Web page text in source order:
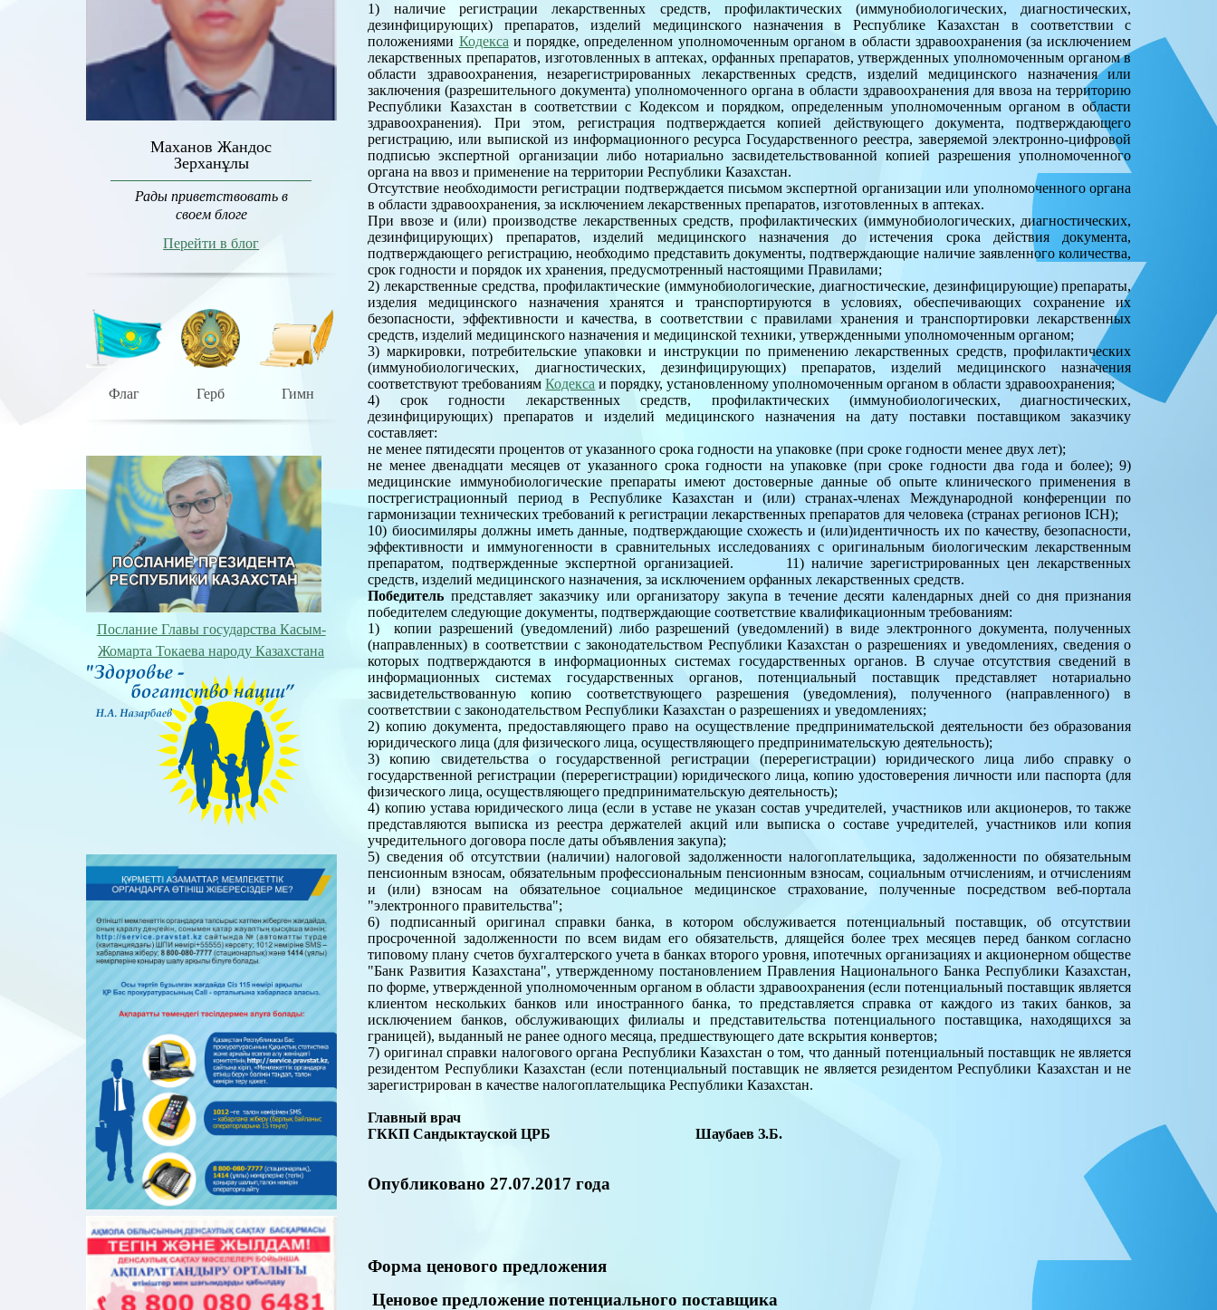
Маханов Жандос
Зерханұлы
Рады приветствовать в
своем блоге
Перейти в блог
Флаг Герб Гимн
Послание Главы государства Касым-
Жомарта Токаева народу Казахстана
1) наличие регистрации лекарственных средств, профилактических (иммунобиологических, диагностических,
дезинфицирующих) препаратов, изделий медицинского назначения в Республике Казахстан в соответствии с
положениями Кодекса и порядке, определенном уполномоченным органом в области здравоохранения (за исключением
лекарственных препаратов, изготовленных в аптеках, орфанных препаратов, утвержденных уполномоченным органом в
области здравоохранения, незарегистрированных лекарственных средств, изделий медицинского назначения или
заключения (разрешительного документа) уполномоченного органа в области здравоохранения для ввоза на территорию
Республики Казахстан в соответствии с Кодексом и порядком, определенным уполномоченным органом в области
здравоохранения). При этом, регистрация подтверждается копией действующего документа, подтверждающего
регистрацию, или выпиской из информационного ресурса Государственного реестра, заверяемой электронно-цифровой
подписью экспертной организации либо нотариально засвидетельствованной копией разрешения уполномоченного
органа на ввоз и применение на территории Республики Казахстан.
Отсутствие необходимости регистрации подтверждается письмом экспертной организации или уполномоченного органа
в области здравоохранения, за исключением лекарственных препаратов, изготовленных в аптеках.
При ввозе и (или) производстве лекарственных средств, профилактических (иммунобиологических, диагностических,
дезинфицирующих) препаратов, изделий медицинского назначения до истечения срока действия документа,
подтверждающего регистрацию, необходимо представить документы, подтверждающие наличие заявленного количества,
срок годности и порядок их хранения, предусмотренный настоящими Правилами;
2) лекарственные средства, профилактические (иммунобиологические, диагностические, дезинфицирующие) препараты,
изделия медицинского назначения хранятся и транспортируются в условиях, обеспечивающих сохранение их
безопасности, эффективности и качества, в соответствии с правилами хранения и транспортировки лекарственных
средств, изделий медицинского назначения и медицинской техники, утвержденными уполномоченным органом;
3) маркировки, потребительские упаковки и инструкции по применению лекарственных средств, профилактических
(иммунобиологических, диагностических, дезинфицирующих) препаратов, изделий медицинского назначения
соответствуют требованиямКодекса и порядку, установленному уполномоченным органом в области здравоохранения;
4) срок годности лекарственных средств, профилактических (иммунобиологических, диагностических,
дезинфицирующих) препаратов и изделий медицинского назначения на дату поставки поставщиком заказчику
составляет:
не менее пятидесяти процентов от указанного срока годности на упаковке (при сроке годности менее двух лет);
не менее двенадцати месяцев от указанного срока годности на упаковке (при сроке годности два года и более); 9)
медицинские иммунобиологические препараты имеют достоверные данные об опыте клинического применения в
пострегистрационный период в Республике Казахстан и (или) странах-членах Международной конференции по
гармонизации технических требований к регистрации лекарственных препаратов для человека (странах регионов ICH);
10) биосимиляры должны иметь данные, подтверждающие схожесть и (или)идентичность их по качеству, безопасности,
эффективности и иммуногенности в сравнительных исследованиях с оригинальным биологическим лекарственным
препаратом, подтвержденные экспертной организацией.
11) наличие зарегистрированных цен лекарственных
средств, изделий медицинского назначения, за исключением орфанных лекарственных средств.
Победитель представляет заказчику или организатору закупа в течение десяти календарных дней со дня признания
победителем следующие документы, подтверждающие соответствие квалификационным требованиям:
1) копии разрешений (уведомлений) либо разрешений (уведомлений) в виде электронного документа, полученных
(направленных) в соответствии с законодательством Республики Казахстан о разрешениях и уведомлениях, сведения о
которых подтверждаются в информационных системах государственных органов. В случае отсутствия сведений в
информационных системах государственных органов, потенциальный поставщик представляет нотариально
засвидетельствованную копию соответствующего разрешения (уведомления), полученного (направленного) в
соответствии с законодательством Республики Казахстан о разрешениях и уведомлениях;
2) копию документа, предоставляющего право на осуществление предпринимательской деятельности без образования
юридического лица (для физического лица, осуществляющего предпринимательскую деятельность);
3) копию свидетельства о государственной регистрации (перерегистрации) юридического лица либо справку о
государственной регистрации (перерегистрации) юридического лица, копию удостоверения личности или паспорта (для
физического лица, осуществляющего предпринимательскую деятельность);
4) копию устава юридического лица (если в уставе не указан состав учредителей, участников или акционеров, то также
представляются выписка из реестра держателей акций или выписка о составе учредителей, участников или копия
учредительного договора после даты объявления закупа);
5) сведения об отсутствии (наличии) налоговой задолженности налогоплательщика, задолженности по обязательным
пенсионным взносам, обязательным профессиональным пенсионным взносам, социальным отчислениям, и отчислениям
и (или) взносам на обязательное социальное медицинское страхование, полученные посредством веб-портала
"электронного правительства";
6) подписанный оригинал справки банка, в котором обслуживается потенциальный поставщик, об отсутствии
просроченной задолженности по всем видам его обязательств, длящейся более трех месяцев перед банком согласно
типовому плану счетов бухгалтерского учета в банках второго уровня, ипотечных организациях и акционерном обществе
"Банк Развития Казахстана", утвержденному постановлением Правления Национального Банка Республики Казахстан,
по форме, утвержденной уполномоченным органом в области здравоохранения (если потенциальный поставщик является
клиентом нескольких банков или иностранного банка, то представляется справка от каждого из таких банков, за
исключением банков, обслуживающих филиалы и представительства потенциального поставщика, находящихся за
границей), выданный не ранее одного месяца, предшествующего дате вскрытия конвертов;
7) оригинал справки налогового органа Республики Казахстан о том, что данный потенциальный поставщик не является
резидентом Республики Казахстан (если потенциальный поставщик не является резидентом Республики Казахстан и не
зарегистрирован в качестве налогоплательщика Республики Казахстан.
Главный врач
ГККП Сандыктауской ЦРБ Шаубаев З.Б.
Опубликовано 27.07.2017 года
Форма ценового предложения
Ценовое предложение потенциального поставщика